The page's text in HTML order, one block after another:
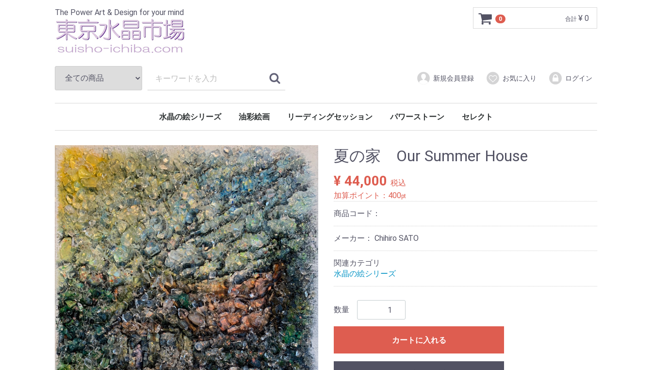
The Power Art & Design for your mind
0 合計 ¥ 0
新規会員登録 お気に入り ログイン
水晶の絵シリーズ 油彩絵画 リーディングセッション パワーストーン セレクト
夏の家 Our Summer House
¥ 44,000 税込
加算ポイント： 400pt
商品コード：
メーカー： Chihiro SATO
関連カテゴリ
水晶の絵シリーズ
数量
カートに入れる